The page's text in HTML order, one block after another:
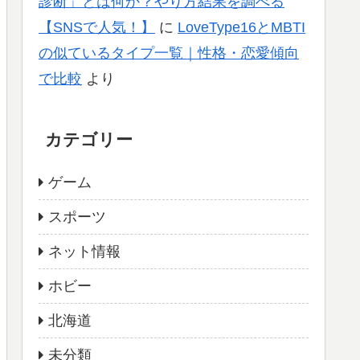
【SNSで人気！】
に LoveType16とMBTI
の似ているタイプ一覧｜性格・恋愛傾向
で比較 より
カテゴリー
ゲーム
スポーツ
ネット情報
ホビー
北海道
未分類